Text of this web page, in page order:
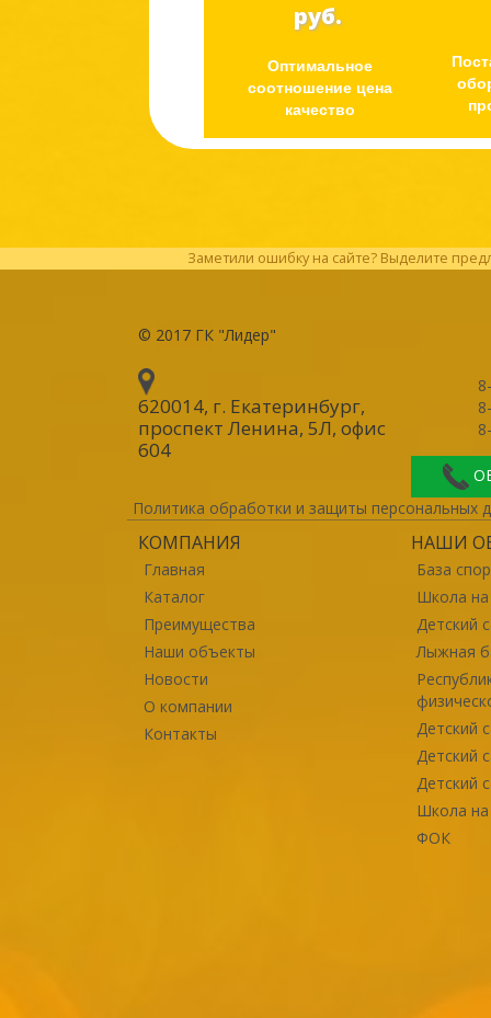
руб.
Оптимальное
соотношение цена
качество
Заметили ошибку на сайте? Выделите
© 2017 ГК "Лидер"
620014, г. Екатеринбург,
проспект Ленина, 5Л, офис
604
Политика обработки и защиты персональных
КОМПАНИЯ
Главная
Каталог
Преимущества
Наши объекты
Новости
О компании
Контакты
НАШИ
База
Школа
Детский
Лыжная
Детский
Детский
Детский
Школа
ФОК